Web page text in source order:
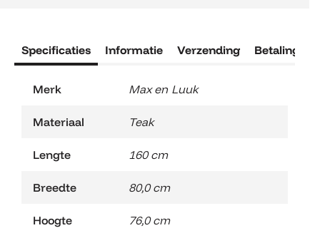
Specificaties Informatie Verzending Betaling
Merk Max en Luuk
Materiaal Teak
Lengte 160 cm
Breedte 80,0 cm
Hoogte 76,0 cm